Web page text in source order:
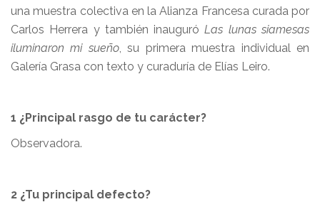
una muestra colectiva en la Alianza Francesa curada por
Carlos Herrera y también inauguróLas lunas siamesas
iluminaron mi sueño, su primera muestra individual en
Galería Grasa con texto y curaduría de Elías Leiro.
1 ¿Principal rasgo de tu carácter?
Observadora.
2 ¿Tu principal defecto?